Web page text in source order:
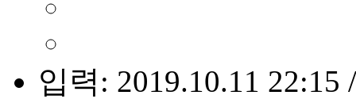
입력: 2019.10.11 22:15